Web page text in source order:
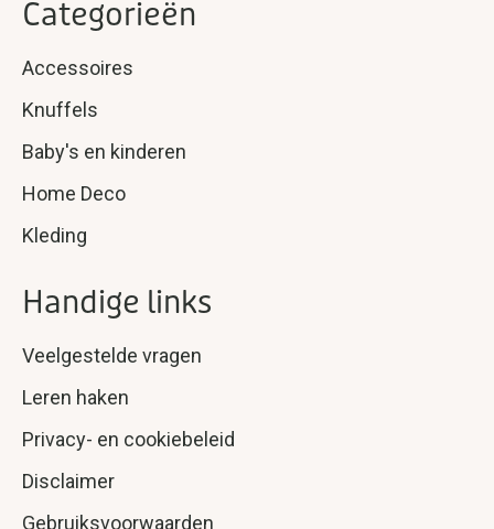
Categorieën
Accessoires
Knuffels
Baby's en kinderen
Home Deco
Kleding
Handige links
Veelgestelde vragen
Leren haken
Privacy- en cookiebeleid
Disclaimer
Gebruiksvoorwaarden